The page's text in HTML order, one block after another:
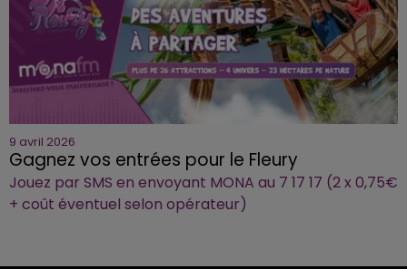
9 avril 2026
Gagnez vos entrées pour le Fleury
Jouez par SMS en envoyant MONA au 7 17 17 (2 x 0,75€
+ coût éventuel selon opérateur)